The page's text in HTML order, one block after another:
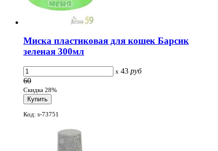
Миска пластиковая для кошек Барсик
зеленая 300мл
x 43 руб
60
Скидка 28%
Код: s-73751